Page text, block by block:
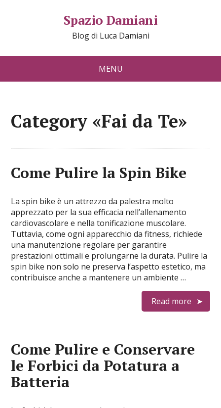
Spazio Damiani
Blog di Luca Damiani
MENU
Category «Fai da Te»
Come Pulire la Spin Bike
La spin bike è un attrezzo da palestra molto
apprezzato per la sua efficacia nell’allenamento
cardiovascolare e nella tonificazione muscolare.
Tuttavia, come ogni apparecchio da fitness, richiede
una manutenzione regolare per garantire
prestazioni ottimali e prolungarne la durata. Pulire la
spin bike non solo ne preserva l’aspetto estetico, ma
contribuisce anche a mantenere un ambiente …
Read more
Come Pulire e Conservare
le Forbici da Potatura a
Batteria